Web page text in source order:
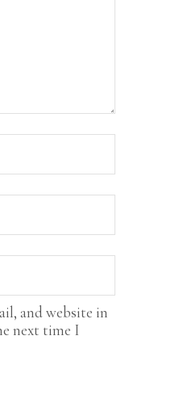
and website in
next time I